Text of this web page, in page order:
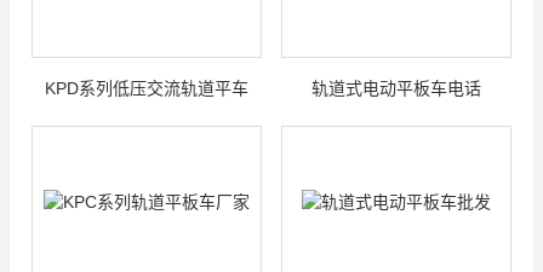
KPD系列低压交流轨道平车 轨道式电动平板车电话